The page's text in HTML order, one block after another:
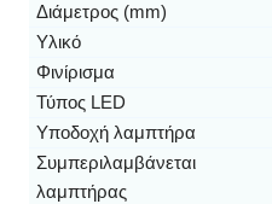
Διάμετρος (mm)
Υλικό
Φινίρισμα
Τύπος LED
Υποδοχή λαμπτήρα
Συμπεριλαμβάνεται
λαμπτήρας